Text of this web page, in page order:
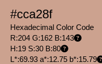
#cca28f
Hexadecimal Color Code
R:204 G:162 B:143
H:19 S:30 B:80
L*:69.93 a*:12.75 b*:15.79